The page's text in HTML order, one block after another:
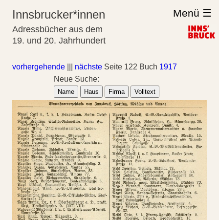
Innsbrucker*innen
Adressbücher aus dem
19. und 20. Jahrhundert
Menü ☰
vorhergehende nächste Seite 122 Buch 1917
Neue Suche:
Name Haus Firma Volltext